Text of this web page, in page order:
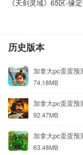
历史版本
加拿大pc蛋蛋预
74.18MB
加拿大pc蛋蛋预
92.47MB
加拿大pc蛋蛋预
63.48MB